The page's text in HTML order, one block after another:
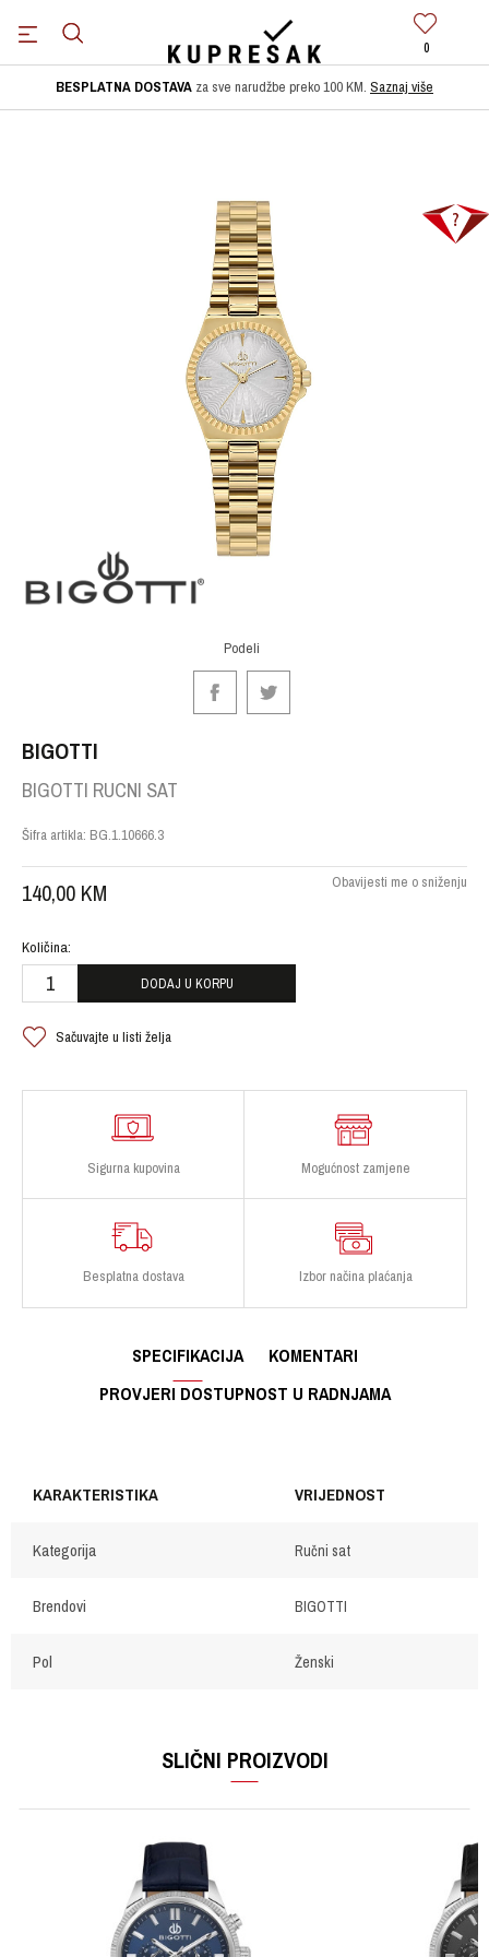
0
BESPLATNA DOSTAVA za sve narudžbe preko 100 KM. Saznaj više
Podeli
BIGOTTI
BIGOTTI RUCNI SAT
Šifra artikla: BG.1.10666.3
140,00 KM Obavijesti me o sniženju
Količina:
DODAJ U KORPU
Sačuvajte u listi želja
Sigurna kupovina Mogućnost zamjene
Besplatna dostava Izbor načina plaćanja
SPECIFIKACIJA
KOMENTARI
PROVJERI DOSTUPNOST U RADNJAMA
KARAKTERISTIKA VRIJEDNOST
Kategorija Ručni sat
Brendovi BIGOTTI
Pol Ženski
SLIČNI PROIZVODI